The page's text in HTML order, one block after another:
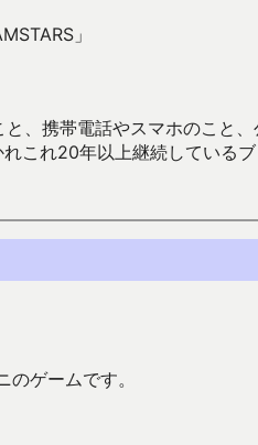
」
、携帯電話やスマホのこと
これ20年以上継続してい
ゲームです。